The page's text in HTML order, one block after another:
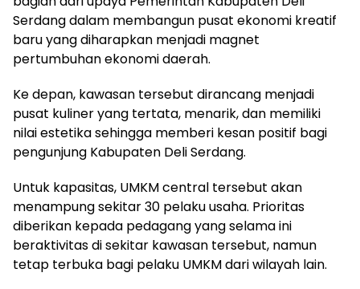
Serdang dalam membangun pusat ekonomi kreatif
baru yang diharapkan menjadi magnet
pertumbuhan ekonomi daerah.
Ke depan, kawasan tersebut dirancang menjadi
pusat kuliner yang tertata, menarik, dan memiliki
nilai estetika sehingga memberi kesan positif bagi
pengunjung Kabupaten Deli Serdang.
Untuk kapasitas, UMKM central tersebut akan
menampung sekitar 30 pelaku usaha. Prioritas
diberikan kepada pedagang yang selama ini
beraktivitas di sekitar kawasan tersebut, namun
tetap terbuka bagi pelaku UMKM dari wilayah lain.